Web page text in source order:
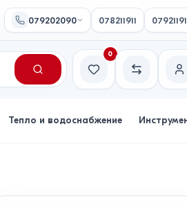
079202090 078211911
Список желаний
0
Сравнение
Тепло и водоснабжение